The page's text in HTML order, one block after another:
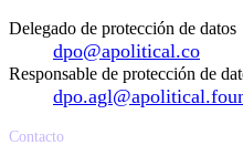
Delegado de protección de datos
dpo@apolitical.co
Responsable de protección de
Contacto